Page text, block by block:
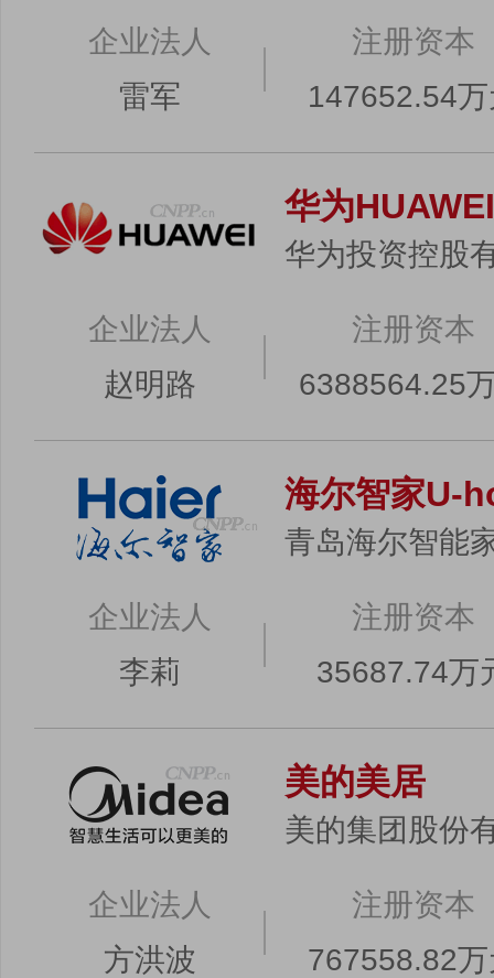
企业法人
雷军
注册资本
147652.54
华为HUAWEI
华为投资控股
企业法人
赵明路
注册资本
6388564.25
海尔智家U-
青岛海尔智能
企业法人
李莉
注册资本
35687.74万
美的美居
美的集团股份
企业法人
方洪波
注册资本
767558.82